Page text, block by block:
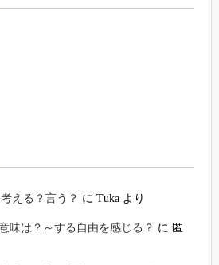
える？言う？ にTuka より
味は？～する自由を感じる？ に 匿